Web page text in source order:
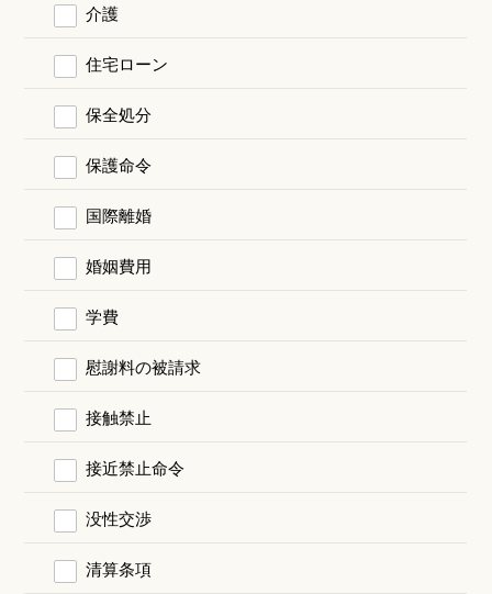
介護
住宅ローン
保全処分
保護命令
国際離婚
婚姻費用
学費
慰謝料の被請求
接触禁止
接近禁止命令
没性交渉
清算条項